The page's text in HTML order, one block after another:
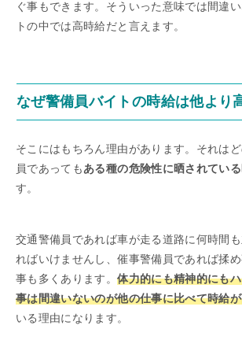
ぐ事もできます。そういった意味では間違
トの中では高時給だと言えます。
なぜ警備員バイトの時給は他より
そこにはもちろん理由があります。それは
員であってもある種の危険性に晒されてい
す。
交通警備員であれば車が走る道路に何時間
ればいけませんし、催事警備員であれば揉
事も多くあります。体力的にも精神的にも
事は間違いないのが他の仕事に比べて時給
いる理由になります。